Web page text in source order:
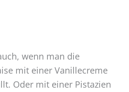
wenn man die
mit einer Vanillecreme
Oder mit einer Pistazien